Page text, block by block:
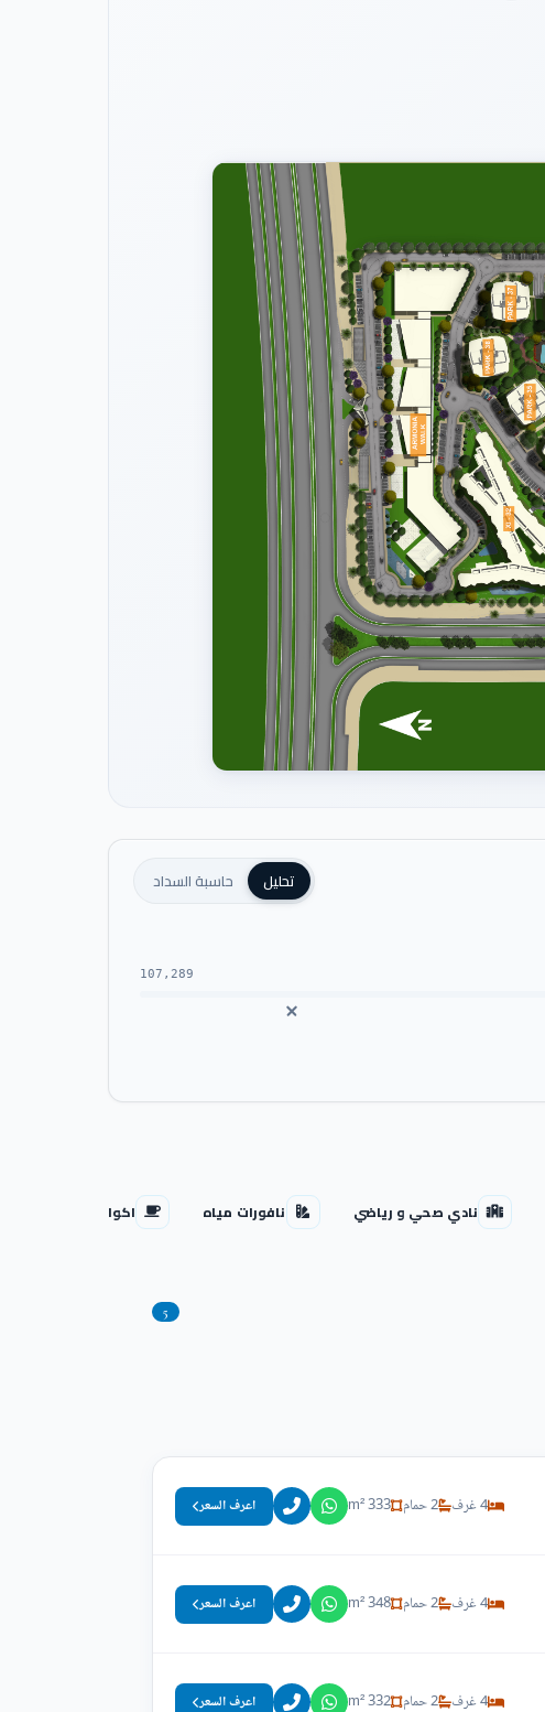
تحليل حاسبة السداد
107,289
نادي صحي و رياضي نافورات مياه اكوا بارك
5
4 غرف 2 حمام 333 m² اعرف السعر
4 غرف 2 حمام 348 m² اعرف السعر
4 غرف 2 حمام 332 m² اعرف السعر